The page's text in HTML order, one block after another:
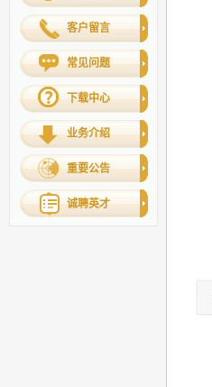
客户留言
常见问题
下载中心
业务介绍
重要公告
诚聘英才